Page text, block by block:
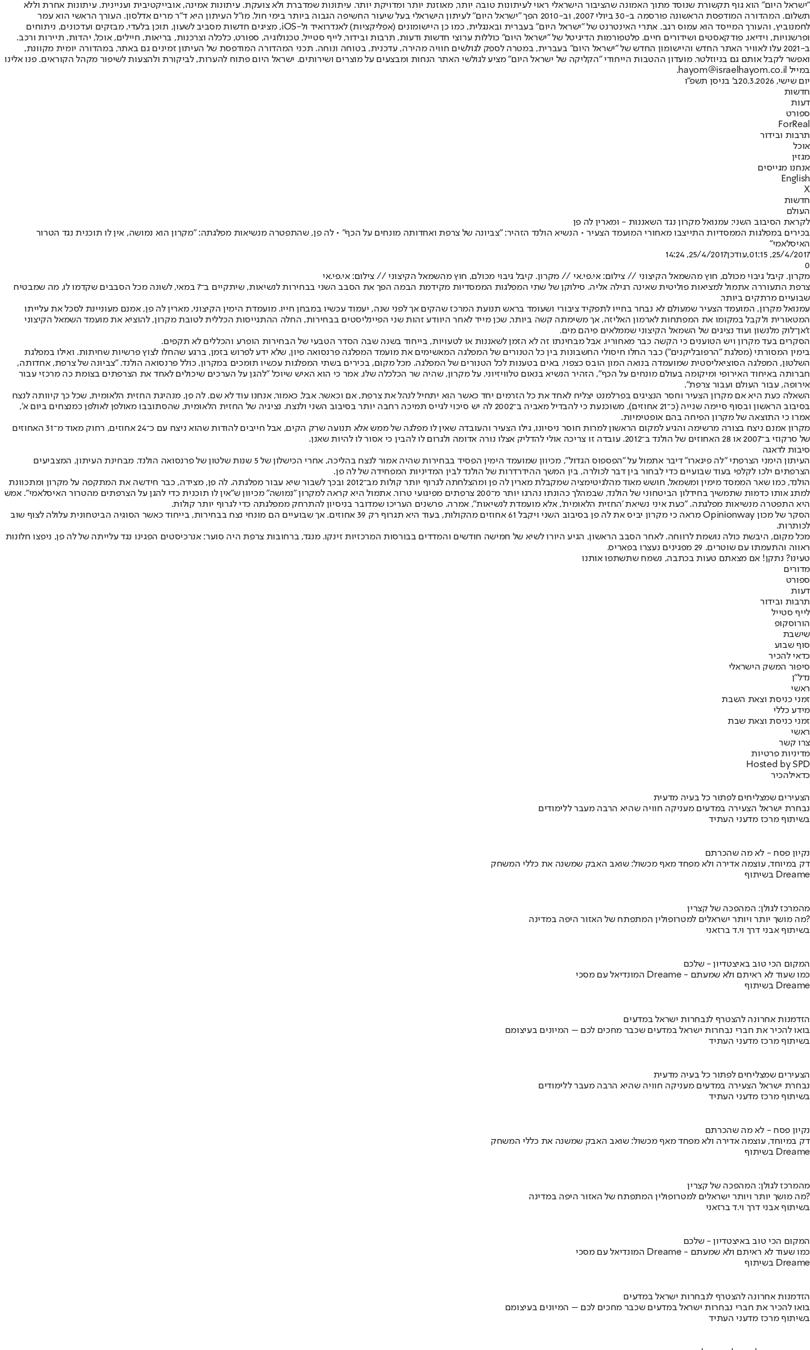
"ישראל היום" הוא גוף תקשורת שנוסד מתוך האמונה שהציבור הישראלי ראוי לעיתונות טובה יותר, מאוזנת יותר ומדויקת יותר. עיתונות שמדברת ולא צועקת. עיתונות אמינה, אובייקטיבית ועניינית. עיתונות אחרת וללא
תשלום. המהדורה המודפסת הראשונה פורסמה ב-30 ביולי 2007, וב-2010 הפך "ישראל היום" לעיתון הישראלי בעל שיעור החשיפה הגבוה ביותר בימי חול. מו"ל העיתון היא ד"ר מרים אדלסון. העורך הראשי הוא עמר
לחמנוביץ, והעורך המייסד הוא עמוס רגב. אתרי האינטרנט של "ישראל היום" בעברית ובאנגלית, כמו כן היישומונים (אפליקציות) לאנדרואיד ול-iOS, מציגים חדשות מסביב לשעון, תוכן בלעדי, מבזקים ועדכונים, ניתוחים
ופרשנויות, וידיאו, פודקאסטים ושידורים חיים. פלטפורמות הדיגיטל של "ישראל היום" כוללות ערוצי חדשות ודעות, תרבות ובידור, לייף סטייל, טכנולוגיה, ספורט, כלכלה וצרכנות, בריאות, חיילים, אוכל, יהדות, תיירות ורכב.
ב-2021 עלו לאוויר האתר החדש והיישומון החדש של "ישראל היום" בעברית, במטרה לספק לגולשים חוויה מהירה, עדכנית, בטוחה ונוחה. תכני המהדורה המודפסת של העיתון זמינים גם באתר, במהדורה יומית מקוונת,
ואפשר לקבל אותם גם בניוזלטר. מועדון ההטבות הייחודי "הקליקה של ישראל היום" מציע לגולשי האתר הנחות ומבצעים על מוצרים ושירותים. ישראל היום פתוח להערות, לביקורת ולהצעות לשיפור מקהל הקוראים. פנו אלינו
במייל hayom@israelhayom.co.il.
יום שישי, 20.3.2026
ב' בניסן תשפ"ו
חדשות
דעות
ספורט
ForReal
תרבות ובידור
אוכל
מגזין
אנחנו מגייסים
English
X
חדשות
העולם
לקראת הסיבוב השני: עמנואל מקרון נגד השאננות - ומארין לה פן
בכירים במפלגות הממסדיות התייצבו מאחורי המועמד הצעיר • הנשיא הולנד הזהיר: "צביונה של צרפת ואחדותה מונחים על הכף" • לה פן, שהתפטרה מנשיאות מפלגתה: "מקרון הוא נמושה, אין לו תוכנית נגד הטרור
האיסלאמי"
25/4/2017, 01:15
,עודכן25/4/2017, 14:24
0
מקרון. קיבל גיבוי מכולם, חוץ מהשמאל הקיצוני // צילום: אי.פי.אי // מקרון. קיבל גיבוי מכולם, חוץ מהשמאל הקיצוני // צילום: אי.פי.אי
צרפת התעוררה אתמול למציאות פוליטית שאינה רגילה אליה. סילוקן של שתי המפלגות הממסדיות מקידמת הבמה הפך את הסבב השני בבחירות לנשיאות, שיתקיים ב־7 במאי, לשונה מכל הסבבים שקדמו לו, מה שמבטיח
שבועיים מרתקים ביותר.
עמנואל מקרון, המועמד הצעיר שמעולם לא נבחר בחייו לתפקיד ציבורי ושעומד בראש תנועת המרכז שהקים אך לפני שנה, יעמוד עכשיו במבחן חייו. מועמדת הימין הקיצוני, מארין לה פן, אמנם מעוניינת לסכל את עלייתו
המטאורית ולקבל במקומו את המפתחות לארמון האליזה, אך משימתה קשה ביותר, שכן מייד לאחר היוודע זהות שני הפיינליסטים בבחירות, החלה ההתגייסות הכללית לטובת מקרון, להוציא את מועמד השמאל הקיצוני
ז'אן־לוק מלנשון ועוד נציגים של השמאל הקיצוני שממלאים פיהם מים.
הסקרים בעד מקרון ויש הטוענים כי הקשה כבר מאחוריו. אבל מבחינתו זה לא הזמן לשאננות או לטעויות, בייחוד בשנה שבה הסדר הטבעי של הבחירות הופרע והכללים לא תקפים.
בימין המסורתי (מפלגת "הרפובליקנים") כבר החלו חיסולי החשבונות בין כל הטנורים של המפלגה המאשימים את מועמד המפלגה פרנסואה פיון, שלא ידע לפרוש בזמן, ברגע שהחלו לצוץ פרשיות שחיתות. ואילו במפלגת
השלטון, המפלגה הסוציאליסטית שמועמדה בנואה המון הובס כצפוי, באים בטענות לכל הטנורים של המפלגה. מכל מקום, בכירים בשתי המפלגות עכשיו תומכים במקרון, כולל פרנסואה הולנד. "צביונה של צרפת, אחדותה,
חברותה באיחוד האירופי ומיקומה בעולם מונחים על הכף", הזהיר הנשיא בנאום טלוויזיוני. על מקרון, שהיה שר הכלכלה שלו, אמר כי הוא האיש שיוכל "להגן על הערכים שיכולים לאחד את הצרפתים בצומת כה מרכזי עבור
אירופה, עבור העולם ועבור צרפת".
השאלה כעת היא אם מקרון הצעיר וחסר הנציגים בפרלמנט יצליח לאחד את כל הזרמים יחד כאשר הוא יתחיל לנהל את צרפת, אם וכאשר. אבל, כאמור, אנחנו עוד לא שם. לה פן, מנהיגת החזית הלאומית, שכל כך קיוותה לנצח
בסיבוב הראשון ובסוף סיימה שנייה (כ־21 אחוזים), משוכנעת כי להבדיל מאביה ב־2002 לה יש סיכוי לגייס תמיכה רחבה יותר בסיבוב השני ולנצח. נציגיה של החזית הלאומית, שהסתובבו מאולפן לאולפן כמנצחים ביום א',
אמרו כי התוצאה של מקרון הפיחה בהם אופטימיות.
מקרון אמנם ניצח בצורה מרשימה והגיע למקום הראשון למרות חוסר ניסיונו, גילו הצעיר והעובדה שאין לו מפלגה של ממש אלא תנועה שרק הקים, אבל חייבים להודות שהוא ניצח עם כ־24 אחוזים, רחוק מאוד מ־31 האחוזים
של סרקוזי ב־2007 או 28 האחוזים של הולנד ב־2012. עובדה זו צריכה אולי להדליק אצלו נורה אדומה ולגרום לו להבין כי אסור לו להיות שאנן.
סיבות לדאגה
העיתון הימני הצרפתי "לה פיגארו" דיבר אתמול על "הפספוס הגדול", מכיוון שמועמד הימין הפסיד בבחירות שהיה אמור לנצח בהליכה, אחרי הכישלון של 5 שנות שלטון של פרנסואה הולנד. מבחינת העיתון, המצביעים
הצרפתים ילכו לקלפי בעוד שבועיים כדי לבחור בין דבר לכולרה, בין המשך ההידרדרות של הולנד לבין המדיניות המפחידה של לה פן.
הולנד, כמו שאר הממסד מימין ומשמאל, חושש מאוד מהלגיטימציה שמקבלת מארין לה פן ומהצלחתה לגרוף יותר קולות מב־2012 ובכך לשבור שיא עבור מפלגתה. לה פן, מצידה, כבר חידשה את המתקפה על מקרון ומתכוונת
למתג אותו כדמות שתמשיך בחידלון הביטחוני של הולנד, שבמהלך כהונתו נהרגו יותר מ־200 צרפתים מפיגועי טרור. אתמול היא קראה למקרון "נמושה" מכיוון ש"אין לו תוכנית כדי להגן על הצרפתים מהטרור האיסלאמי". אמש
היא התפטרה מנשיאות מפלגתה. "כעת איני נשיאת 'החזית הלאומית', אלא מועמדת לנשיאות", אמרה. פרשנים העריכו שמדובר בניסיון להתרחק ממפלגתה כדי לגרוף יותר קולות.
הסקר של מכון Opinionway מראה כי מקרון יביס את לה פן בסיבוב השני ויקבל 61 אחוזים מהקולות, בעוד היא תגרוף רק 39 אחוזים. אך שבועיים הם מונחי נצח בבחירות, בייחוד כאשר הסוגיה הביטחונית עלולה לצוף שוב
לכותרות.
מכל מקום, היבשת כולה נושמת לרווחה. לאחר הסבב הראשון, הגיע היורו לשיא של חמישה חודשים והמדדים בבורסות המרכזיות זינקו. מנגד, ברחובות צרפת היה סוער: אנרכיסטים הפגינו נגד עלייתה של לה פן, ניפצו חלונות
ראווה והתעמתו עם שוטרים. 29 מפגינים נעצרו בפאריס.
טעינו? נתקן! אם מצאתם טעות בכתבה, נשמח שתשתפו אותנו
מדורים
ספורט
דעות
תרבות ובידור
לייף סטייל
הורוסקופ
שישבת
סוף שבוע
כדאי להכיר
סיפור המשק הישראלי
נדל"ן
ראשי
זמני כניסת וצאת השבת
מידע כללי
זמני כניסת וצאת שבת
ראשי
צרו קשר
מדיניות פרטיות
Hosted by SPD
כדאילהכיר
הצעירים שמצליחים לפתור כל בעיה מדעית
נבחרת ישראל הצעירה במדעים מעניקה חוויה שהיא הרבה מעבר ללימודים
בשיתוף מרכז מדעני העתיד
נקיון פסח - לא מה שהכרתם
דק במיוחד, עוצמה אדירה ולא מפחד מאף מכשול: שואב האבק שמשנה את כללי המשחק
בשיתוף Dreame
מהמרכז לגולן: המהפכה של קצרין
מה מושך יותר ויותר ישראלים למטרופולין המתפתח של האזור היפה במדינה?
בשיתוף אבני דרך וי.ד ברזאני
המקום הכי טוב באיצטדיון - שלכם
המונדיאל עם מסכי Dreame - כמו שעוד לא ראיתם ולא שמעתם
בשיתוף Dreame
הזדמנות אחרונה להצטרף לנבחרות ישראל במדעים
בואו להכיר את חברי נבחרות ישראל במדעים שכבר מחכים לכם – המיונים בעיצומם
בשיתוף מרכז מדעני העתיד
הצעירים שמצליחים לפתור כל בעיה מדעית
נבחרת ישראל הצעירה במדעים מעניקה חוויה שהיא הרבה מעבר ללימודים
בשיתוף מרכז מדעני העתיד
נקיון פסח - לא מה שהכרתם
דק במיוחד, עוצמה אדירה ולא מפחד מאף מכשול: שואב האבק שמשנה את כללי המשחק
בשיתוף Dreame
מהמרכז לגולן: המהפכה של קצרין
מה מושך יותר ויותר ישראלים למטרופולין המתפתח של האזור היפה במדינה?
בשיתוף אבני דרך וי.ד ברזאני
המקום הכי טוב באיצטדיון - שלכם
המונדיאל עם מסכי Dreame - כמו שעוד לא ראיתם ולא שמעתם
בשיתוף Dreame
הזדמנות אחרונה להצטרף לנבחרות ישראל במדעים
בואו להכיר את חברי נבחרות ישראל במדעים שכבר מחכים לכם – המיונים בעיצומם
בשיתוף מרכז מדעני העתיד